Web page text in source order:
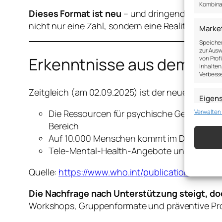
zur
von
Dieses Format ist neu – und dringend
nicht nur eine Zahl, sondern eine Realität, die
Erkenntnisse aus dem
Zeitgleich (am 02.09.2025) ist der neue WHO
Die Ressourcen für psychische
Bereich
Auf 10.000 Menschen kommt im
Tele-Mental-Health-Angebote und
Quelle: https://www.who.int/publications/i/item/
Die Nachfrage nach Unterstützung steigt,
Workshops, Gruppenformate und präventive